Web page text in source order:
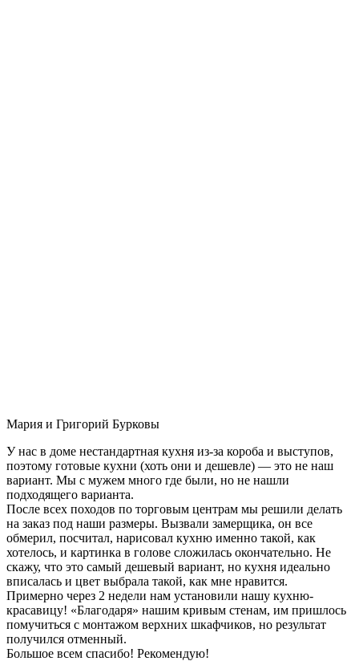
Мария и Григорий Бурковы
У нас в доме нестандартная кухня из-за короба и выступов,
поэтому готовые кухни (хоть они и дешевле) — это не наш
вариант. Мы с мужем много где были, но не нашли
подходящего варианта.
После всех походов по торговым центрам мы решили делать
на заказ под наши размеры. Вызвали замерщика, он все
обмерил, посчитал, нарисовал кухню именно такой, как
хотелось, и картинка в голове сложилась окончательно. Не
скажу, что это самый дешевый вариант, но кухня идеально
вписалась и цвет выбрала такой, как мне нравится.
Примерно через 2 недели нам установили нашу кухню-
красавицу! «Благодаря» нашим кривым стенам, им пришлось
помучиться с монтажом верхних шкафчиков, но результат
получился отменный.
Большое всем спасибо! Рекомендую!